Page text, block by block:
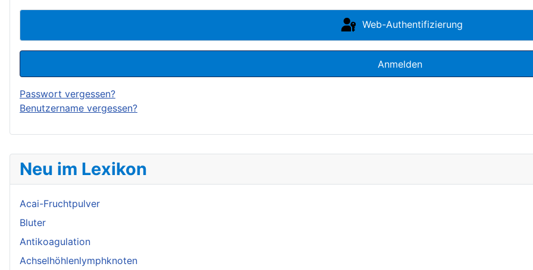
Neu im Lexikon
Acai-Fruchtpulver
Bluter
Antikoagulation
Achselhöhlenlymphknoten
Web-Authentifizierung
Anmelden
Passwort vergessen?
Benutzername vergessen?